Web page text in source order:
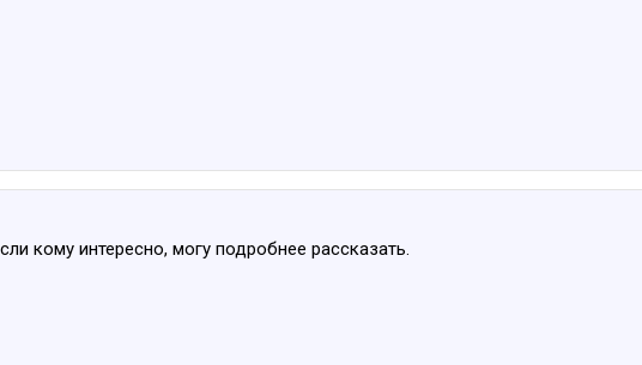
кому интересно, могу подробнее рассказать.